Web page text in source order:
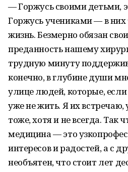
— Горжусь своими детьми,
Горжусь учениками — в
жизнь. Безмерно обязан
преданность нашему
трудную минуту
конечно, в глубине души
улице людей, которые,
уже не жить. Я их встречаю,
тоже, хотя и не всегда. Так
медицина — это
интересов и радостей, а с
необъятен, что стоит лет